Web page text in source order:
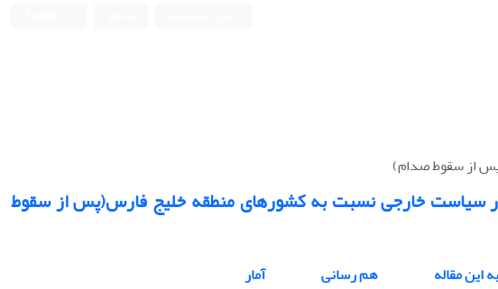
از سقوط صدام)
سیاست خارجی نسبت به کشورهای منطقه خلیج فارس(پس از سقوط
این مقاله هم رسانی
آمار